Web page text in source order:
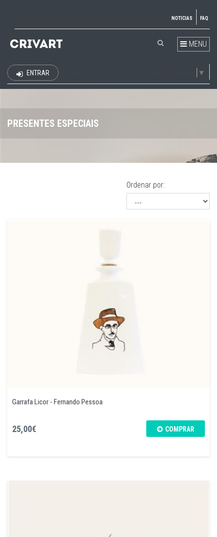
NOTICIAS FAQ
MENU
▼
ENTRAR
PRESENTES ESPECIAIS
Ordenar por:
Garrafa Licor - Fernando Pessoa
25,00€ COMPRAR